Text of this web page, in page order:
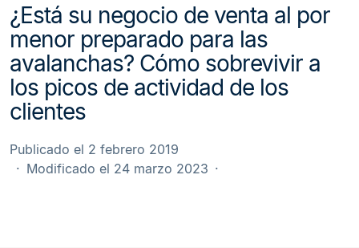
¿Está su negocio de venta al por
menor preparado para las
avalanchas? Cómo sobrevivir a
los picos de actividad de los
clientes
Publicado el 2 febrero 2019
Modificado el 24 marzo 2023